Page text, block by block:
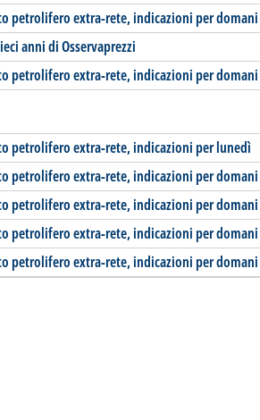
petrolifero extra-rete, indicazioni per domani
anni di Osservaprezzi
petrolifero extra-rete, indicazioni per domani
petrolifero extra-rete, indicazioni per lunedì
petrolifero extra-rete, indicazioni per domani
petrolifero extra-rete, indicazioni per domani
petrolifero extra-rete, indicazioni per domani
petrolifero extra-rete, indicazioni per domani